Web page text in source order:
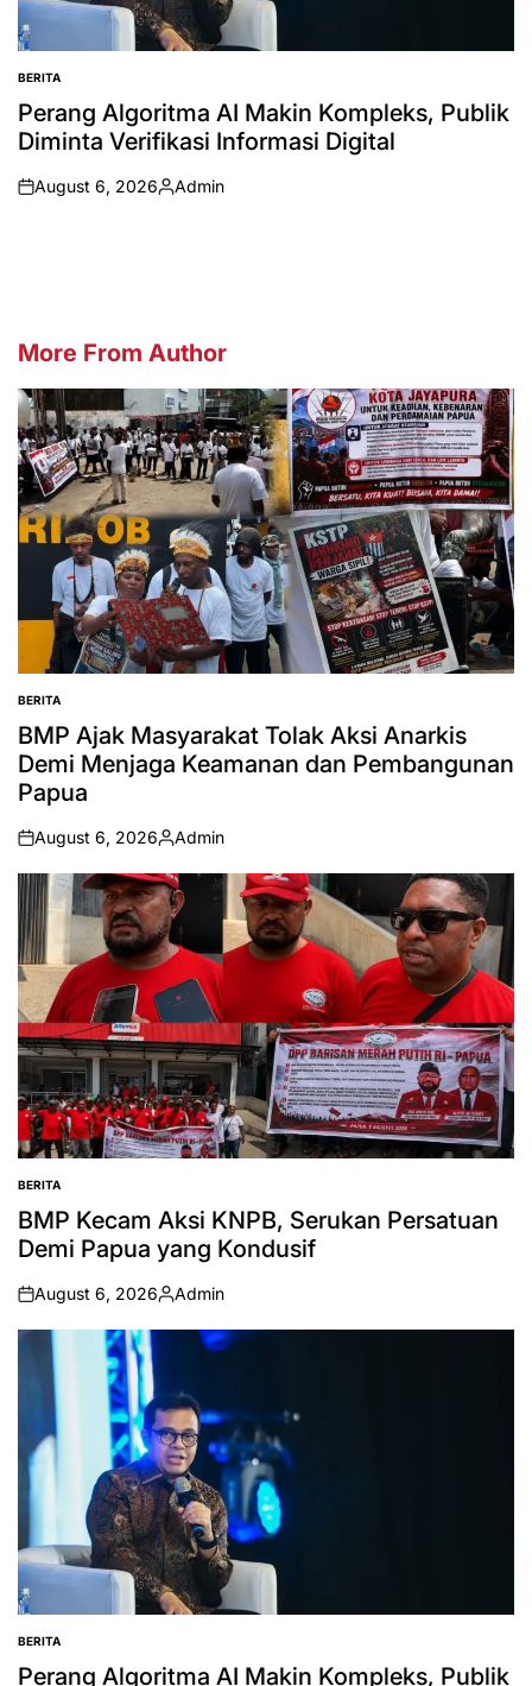
POSTED
IN
BERITA
Perang Algoritma AI Makin Kompleks, Publik
Diminta Verifikasi Informasi Digital
on
August 6, 2026
Posted
Admin
More From Author
POSTED
IN
BERITA
BMP Ajak Masyarakat Tolak Aksi Anarkis
Demi Menjaga Keamanan dan Pembangunan
Papua
on
August 6, 2026
Posted
by
Admin
POSTED
IN
BERITA
BMP Kecam Aksi KNPB, Serukan Persatuan
Demi Papua yang Kondusif
on
August 6, 2026
Posted
by
Admin
POSTED
IN
BERITA
Perang Algoritma AI Makin Kompleks, Publik